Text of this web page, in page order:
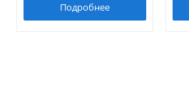
Подробнее